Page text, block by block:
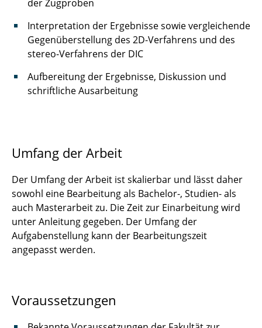
Entwicklung von neuen Debonding on
Demand-Methoden
Laserbasiertes Öffnen von Batteriezellen
Konzeption und Erprobung einer Vorrichtung
und Methode zur In-situ-Kalibrierung von
einer digitalisierungsgerechten Trennmittel-
Mischeinheit für den Druckgießprozess
Laserstrahlkonfektionierung von Lithium-
Metall Anoden
Laservorbehandlung von
Aluminiumdruckguss für die In-Mold
Assembly mit Kunststoff
Prälithiierung von Graphit-Silizium Elektroden
für den Einsatz in Lithium-Ionen Batterien
der Zugproben
Interpretation der Ergebnisse sowie vergleichende
Gegenüberstellung des 2D-Verfahrens und des
stereo-Verfahrens der DIC
Aufbereitung der Ergebnisse, Diskussion und
schriftliche Ausarbeitung
Umfang der Arbeit
Der Umfang der Arbeit ist skalierbar und lässt daher
sowohl eine Bearbeitung als Bachelor-, Studien- als
auch Masterarbeit zu. Die Zeit zur Einarbeitung wird
unter Anleitung gegeben. Der Umfang der
Aufgabenstellung kann der Bearbeitungszeit
angepasst werden.
Voraussetzungen